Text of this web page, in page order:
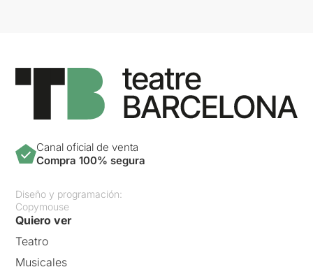
Canal oficial de venta
Compra 100% segura
Diseño y programación:
Copymouse
Quiero ver
Teatro
Musicales